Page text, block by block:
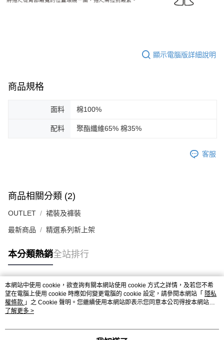
顯示電腦版詳細說明
商品規格
面料 棉100%
配料 聚酯纖維65% 棉35%
客服
商品相關分類 (2)
OUTLET 裙裝及褲裝
最新商品 精選系列新上架
本分類熱銷全站排行
熱門標籤
本網站中使用 cookie，欲查詢有關本網站使用 cookie 方式之詳情，及若您不希
望在電腦上使用 cookie 時應如何變更電腦的 cookie 設定，請參閱本網站「 隱私
權條款 」之 Cookie 聲明。您繼續使用本網站即表示您同意本公司得按本網站使
用條款之 Cookie 聲明使用 cookie。
了解更多 >